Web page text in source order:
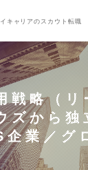
キャリアのスカウト転職
戦略（リ
ズから独
業／グ